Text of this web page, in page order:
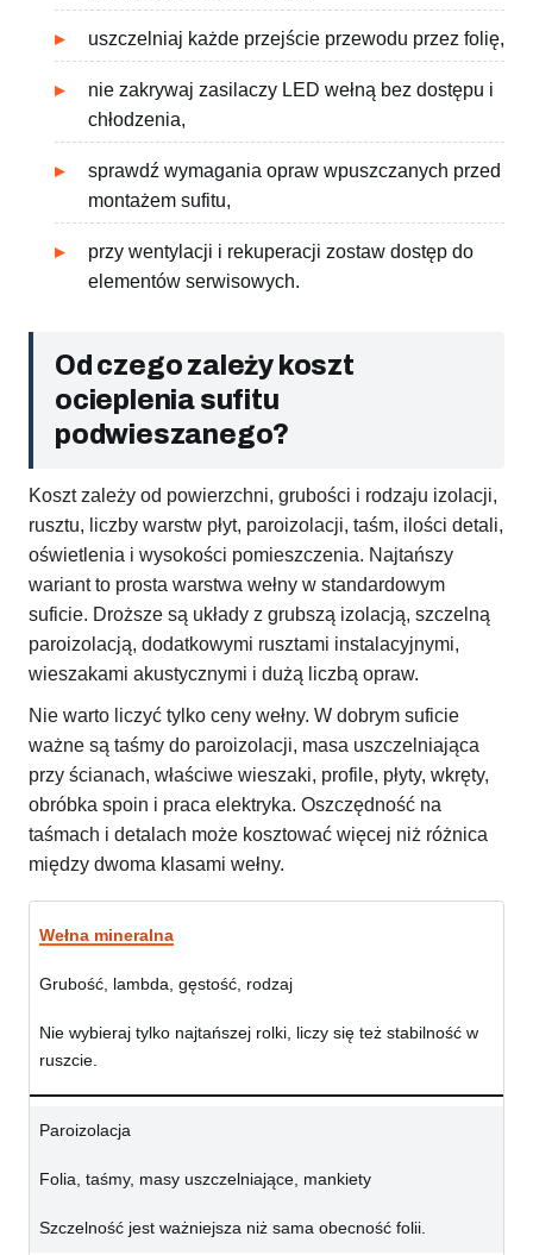
uszczelniaj każde przejście przewodu przez folię,
nie zakrywaj zasilaczy LED wełną bez dostępu i
chłodzenia,
sprawdź wymagania opraw wpuszczanych przed
montażem sufitu,
przy wentylacji i rekuperacji zostaw dostęp do
elementów serwisowych.
Od czego zależy koszt
ocieplenia sufitu
podwieszanego?
Koszt zależy od powierzchni, grubości i rodzaju izolacji,
rusztu, liczby warstw płyt, paroizolacji, taśm, ilości detali,
oświetlenia i wysokości pomieszczenia. Najtańszy
wariant to prosta warstwa wełny w standardowym
suficie. Droższe są układy z grubszą izolacją, szczelną
paroizolacją, dodatkowymi rusztami instalacyjnymi,
wieszakami akustycznymi i dużą liczbą opraw.
Nie warto liczyć tylko ceny wełny. W dobrym suficie
ważne są taśmy do paroizolacji, masa uszczelniająca
przy ścianach, właściwe wieszaki, profile, płyty, wkręty,
obróbka spoin i praca elektryka. Oszczędność na
taśmach i detalach może kosztować więcej niż różnica
między dwoma klasami wełny.
Wełna mineralna
Grubość, lambda, gęstość, rodzaj
Nie wybieraj tylko najtańszej rolki, liczy się też stabilność w
ruszcie.
Paroizolacja
Folia, taśmy, masy uszczelniające, mankiety
Szczelność jest ważniejsza niż sama obecność folii.